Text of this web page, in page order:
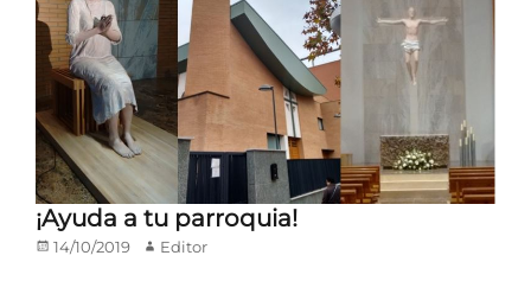
¡Ayuda a tu parroquia!
Publicado
14/10/2019 Autor
Editor